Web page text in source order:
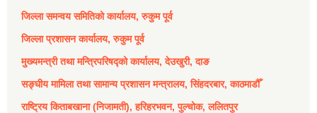
जिल्ला समन्वय समितिको कार्यालय, रुकुम पूर्व
जिल्ला प्रशासन कार्यालय, रुकुम पूर्व
मुख्यमन्त्री तथा मन्त्रिपरिषद्को कार्यालय, देउखुरी, दाङ
सङ्घीय मामिला तथा सामान्य प्रशासन मन्त्रालय, सिंहदरबार, काठमाडौँ
राष्ट्रिय किताबखाना (निजामती), हरिहरभवन, पुल्चोक, ललितपुर